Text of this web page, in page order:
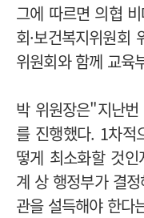
그에 따르면 의협
회·보건복지위원회
위원회와 함께 교육
박 위원장은"지난
를 진행했다. 1차적
떻게 최소화할 것
계 상 행정부가 결
관을 설득해야 한다